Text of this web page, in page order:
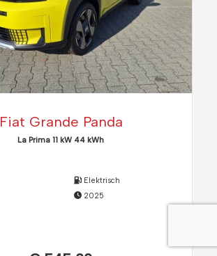
Fiat Grande Panda
La Prima 11 kW 44 kWh
Elektrisch
2025